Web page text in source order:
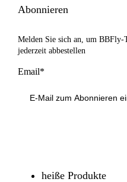
Abonnieren
Melden Sie sich an, um BBFly-
jederzeit abbestellen
Email*
heiße Produkte